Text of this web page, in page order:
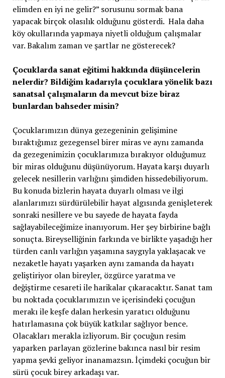
elimden en iyi ne gelir?” sorusunu sormak bana
yapacak birçok olasılık olduğunu gösterdi. Hala daha
köy okullarında yapmaya niyetli olduğum çalışmalar
var. Bakalım zaman ve şartlar ne gösterecek?
Çocuklarda sanat eğitimi hakkında düşüncelerin
nelerdir? Bildiğim kadarıyla çocuklara yönelik bazı
sanatsal çalışmaların da mevcut bize biraz
bunlardan bahseder misin?
Çocuklarımızın dünya gezegeninin gelişimine
bıraktığımız gezegensel birer miras ve aynı zamanda
da gezegenimizin çocuklarımıza bırakıyor olduğumuz
bir miras olduğunu düşünüyorum. Hayata karşı duyarlı
gelecek nesillerin varlığını şimdiden hissedebiliyorum.
Bu konuda bizlerin hayata duyarlı olması ve ilgi
alanlarımızı sürdürülebilir hayat algısında genişleterek
sonraki nesillere ve bu sayede de hayata fayda
sağlayabileceğimize inanıyorum. Her şey birbirine bağlı
sonuçta. Bireyselliğinin farkında ve birlikte yaşadığı her
türden canlı varlığın yaşamına saygıyla yaklaşacak ve
nezaketle hayatı yaşarken aynı zamanda da hayatı
geliştiriyor olan bireyler, özgürce yaratma ve
değiştirme cesareti ile harikalar çıkaracaktır. Sanat tam
bu noktada çocuklarımızın ve içerisindeki çocuğun
merakı ile keşfe dalan herkesin yaratıcı olduğunu
hatırlamasına çok büyük katkılar sağlıyor bence.
Olacakları merakla izliyorum. Bir çocuğun resim
yaparken parlayan gözlerine bakınca nasıl bir resim
yapma şevki geliyor inanamazsın. İçimdeki çocuğun bir
sürü çocuk birey arkadaşı var.